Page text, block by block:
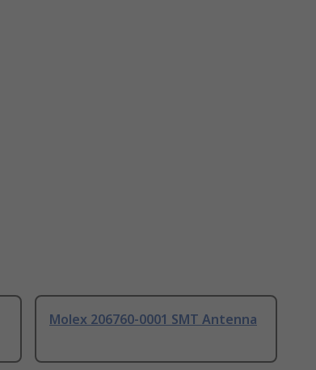
Molex 206760-0001 SMT Antenna